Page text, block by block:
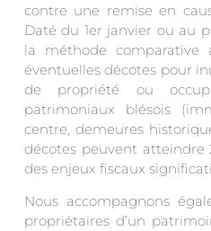
contre une remise en
Daté du 1er janvier ou au
la méthode comparative
éventuelles décotes pour
de propriété ou
patrimoniaux blésois
centre, demeures
décotes peuvent atteindre
des enjeux fiscaux
Nous accompagnons
propriétaires d’un